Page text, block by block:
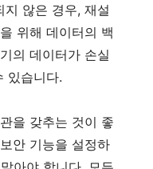
지 않은 경우, 재설
위해 데이터의 백
의 데이터가 손실
있습니다.
을 갖추는 것이 좋
안 기능을 설정하